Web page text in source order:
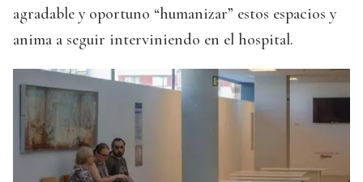
agradable y oportuno “humanizar” estos espacios y
anima a seguir interviniendo en el hospital.